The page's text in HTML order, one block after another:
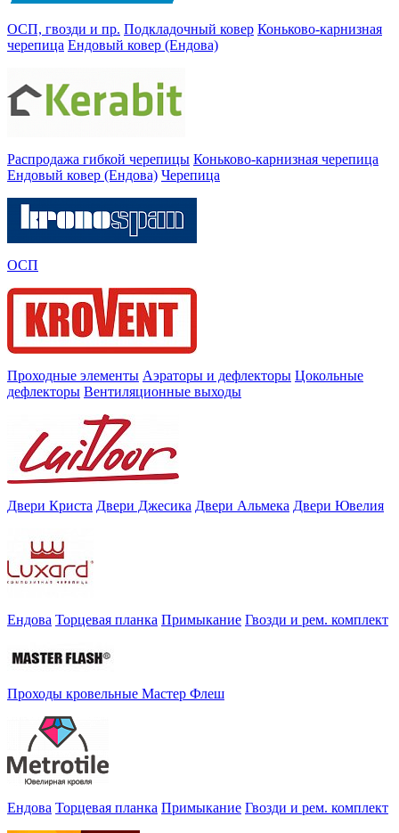
ОСП, гвозди и пр. Подкладочный ковер Коньково-карнизная
черепица Ендовый ковер (Ендова)
Распродажа гибкой черепицы Коньково-карнизная черепица
Ендовый ковер (Ендова) Черепица
ОСП
Проходные элементы Аэраторы и дефлекторы Цокольные
дефлекторы Вентиляционные выходы
Двери Криста Двери Джесика Двери Альмека Двери Ювелия
Ендова Торцевая планка Примыкание Гвозди и рем. комплект
Проходы кровельные Мастер Флеш
Ендова Торцевая планка Примыкание Гвозди и рем. комплект